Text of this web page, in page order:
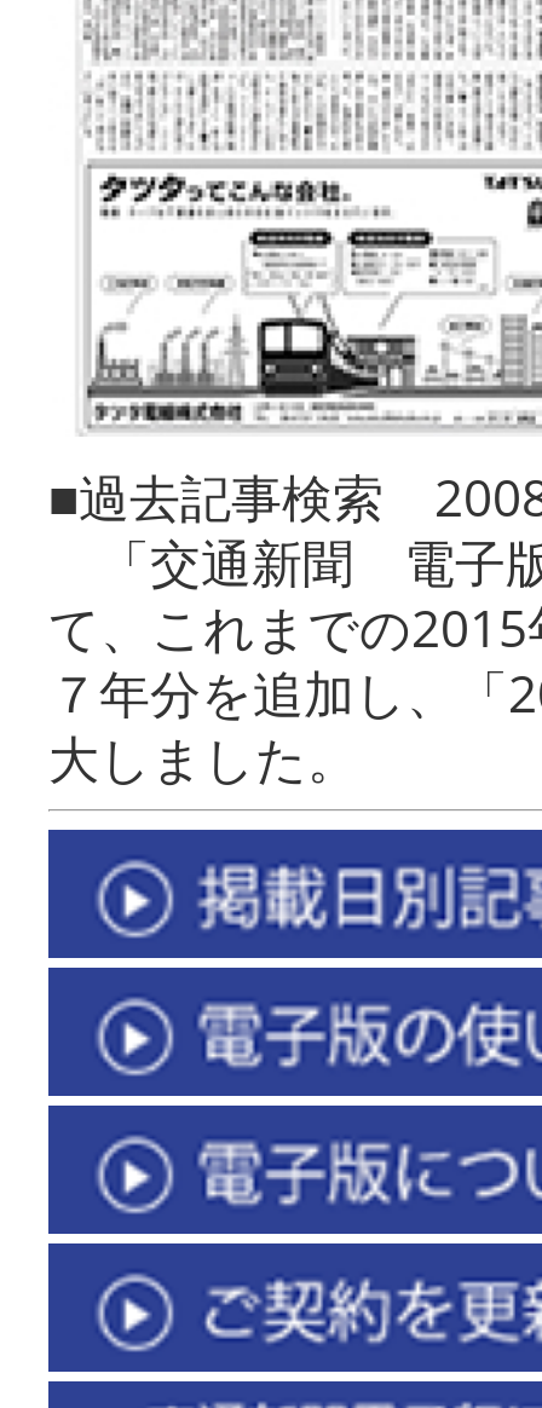
■過去記事検索
「交通新聞 電子
て、これまでの
７年分を追加し、「
大しまし